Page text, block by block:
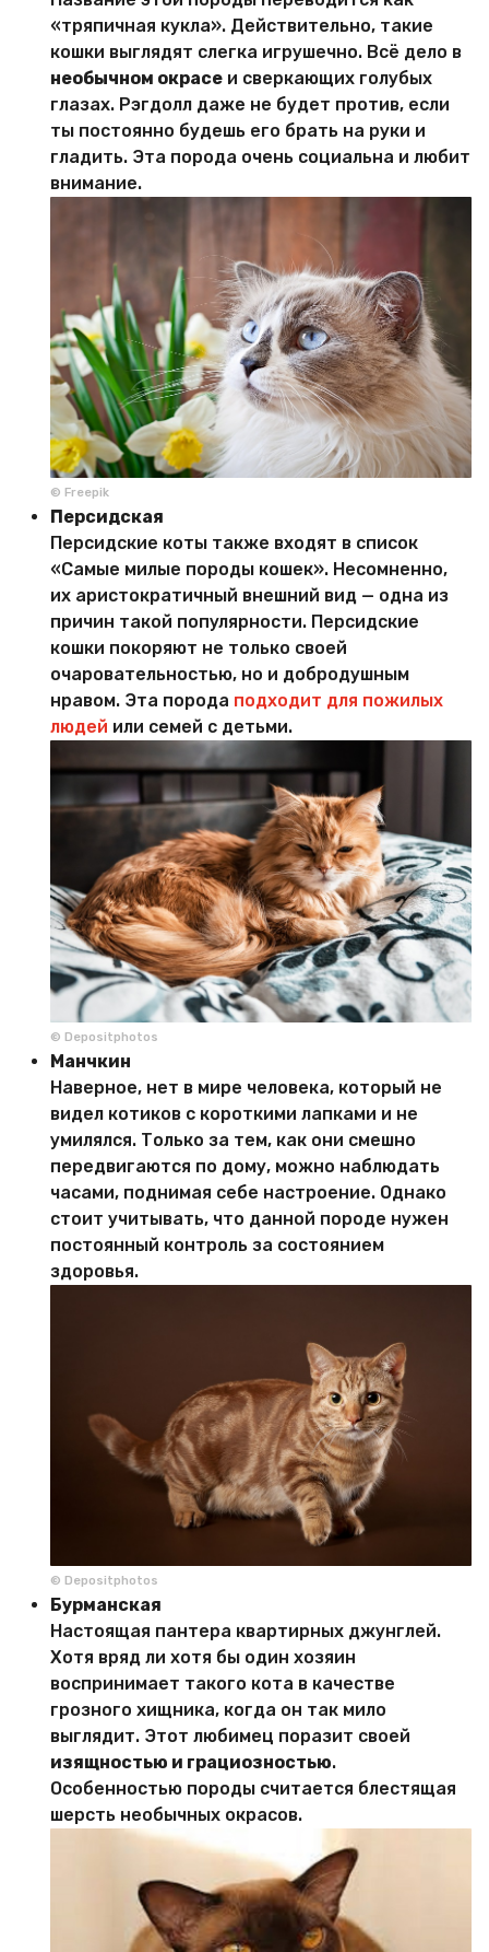
«тряпичная кукла». Действительно, такие
кошки выглядят слегка игрушечно. Всё дело в
необычном окрасе и сверкающих голубых
глазах. Рэгдолл даже не будет против, если
ты постоянно будешь его брать на руки и
гладить. Эта порода очень социальна и любит
внимание.
© Freepik
Персидская
Персидские коты также входят в список
«Самые милые породы кошек». Несомненно,
их аристократичный внешний вид — одна из
причин такой популярности. Персидские
кошки покоряют не только своей
очаровательностью, но и добродушным
нравом. Эта порода подходит для пожилых
людей или семей с детьми.
© Depositphotos
Манчкин
Наверное, нет в мире человека, который не
видел котиков с короткими лапками и не
умилялся. Только за тем, как они смешно
передвигаются по дому, можно наблюдать
часами, поднимая себе настроение. Однако
стоит учитывать, что данной породе нужен
постоянный контроль за состоянием
здоровья.
© Depositphotos
Бурманская
Настоящая пантера квартирных джунглей.
Хотя вряд ли хотя бы один хозяин
воспринимает такого кота в качестве
грозного хищника, когда он так мило
выглядит. Этот любимец поразит своей
изящностью и грациозностью.
Особенностью породы считается блестящая
шерсть необычных окрасов.